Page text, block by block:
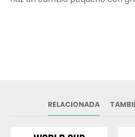
RELACIONADA